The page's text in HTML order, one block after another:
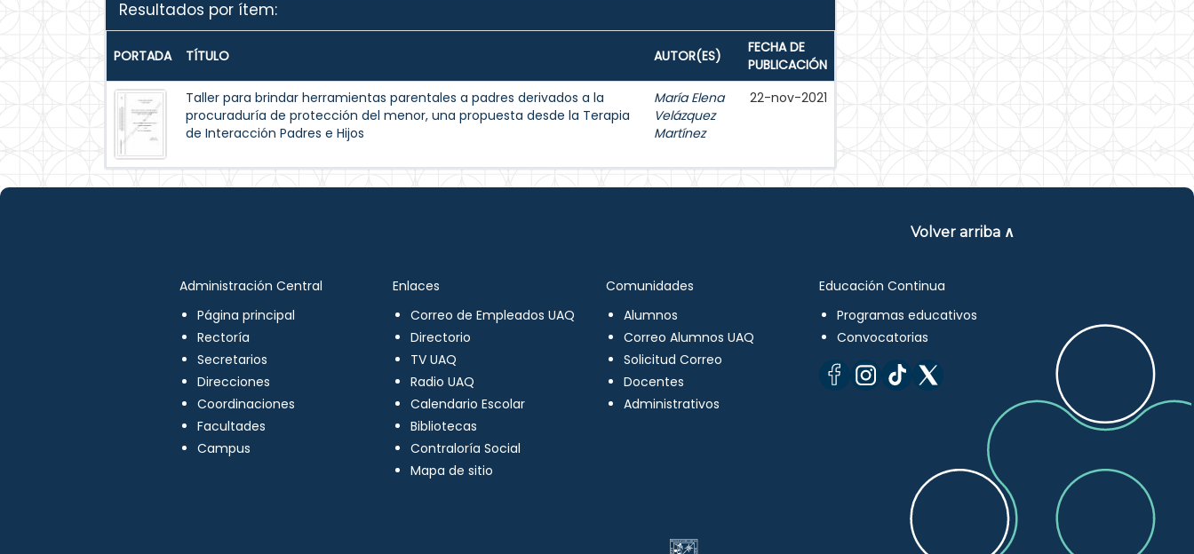
Resultados por ítem:
PORTADA TÍTULO AUTOR(ES)
FECHA DE
PUBLICACIÓN
Taller para brindar herramientas parentales a padres derivados a la
procuraduría de protección del menor, una propuesta desde la Terapia
de Interacción Padres e Hijos
María Elena
Velázquez
Martínez
22-nov-2021
Volver arriba ∧
Administración Central
Página principal
Rectoría
Secretarios
Direcciones
Coordinaciones
Facultades
Campus
Enlaces
Correo de Empleados UAQ
Directorio
TV UAQ
Radio UAQ
Calendario Escolar
Bibliotecas
Contraloría Social
Mapa de sitio
Comunidades
Alumnos
Correo Alumnos UAQ
Solicitud Correo
Docentes
Administrativos
Educación Continua
Programas educativos
Convocatorias